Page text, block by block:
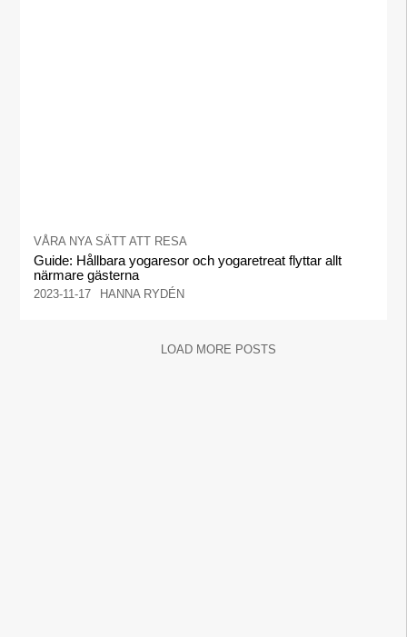
VÅRA NYA SÄTT ATT RESA
Guide: Hållbara yogaresor och yogaretreat flyttar allt
närmare gästerna
2023-11-17 HANNA RYDÉN
LOAD MORE POSTS